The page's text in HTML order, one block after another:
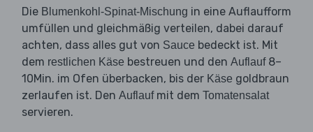
Die Blumenkohl-Spinat-Mischung in eine Auflaufform
umfüllen und gleichmäßig verteilen, dabei darauf
achten, dass alles gut von Sauce bedeckt ist. Mit
dem restlichen Käse bestreuen und den Auflauf8–
10Min. im Ofen überbacken, bis der Käse goldbraun
zerlaufen ist. Den Auflaufmit dem Tomatensalat
servieren.